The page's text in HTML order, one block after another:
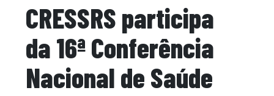
CRESSRS participa
da 16ª Conferência
Nacional de Saúde